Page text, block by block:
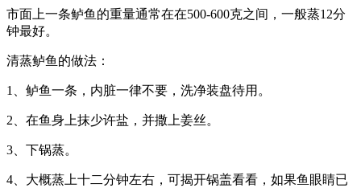
市面上一条鲈鱼的重量通常在在500-600克之间，一般蒸12分
钟最好。
清蒸鲈鱼的做法：
1、鲈鱼一条，内脏一律不要，洗净装盘待用。
2、在鱼身上抹少许盐，并撒上姜丝。
3、下锅蒸。
4、大概蒸上十二分钟左右，可揭开锅盖看看，如果鱼眼睛已